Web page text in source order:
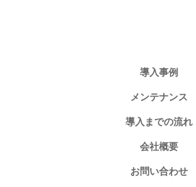
導入事例
メンテナンス
導入までの流れ
会社概要
お問い合わせ